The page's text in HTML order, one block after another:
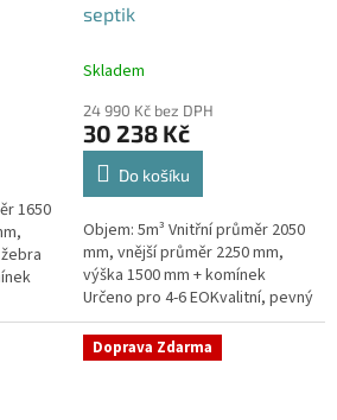
1650
septik
Skladem
24 990 Kč bez DPH
30 238 Kč
Do košíku
Objem: 5m³ Vnitřní průměr 2050
mm, vnější průměr 2250 mm,
výška 1500 mm + komínek
Určeno pro 4-6 EOKvalitní, pevný
septik bez potřeby
obetonováníPrůměr a pozici
přítoku a odtoku...
Doprava Zdarma